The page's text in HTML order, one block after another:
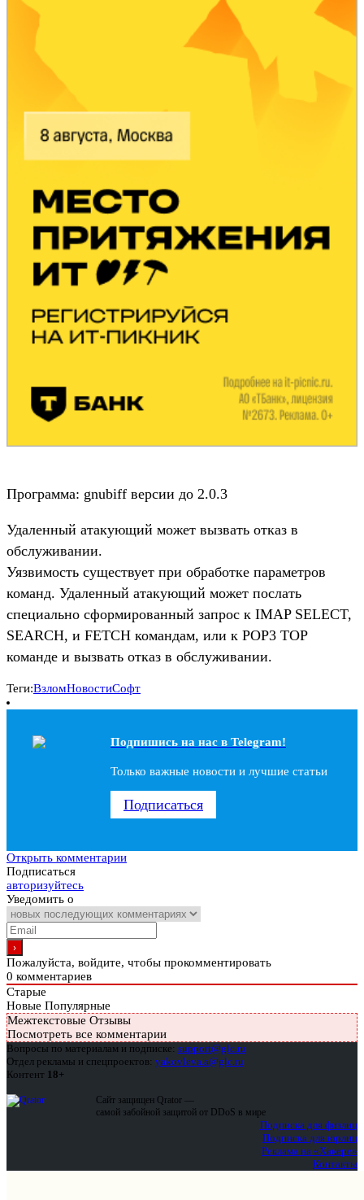
Программа: gnubiff версии до 2.0.3
Удаленный атакующий может вызвать отказ в
обслуживании.
Уязвимость существует при обработке параметров
команд. Удаленный атакующий может послать
специально сформированный запрос к IMAP SELECT,
SEARCH, и FETCH командам, или к POP3 TOP
команде и вызвать отказ в обслуживании.
Теги:ВзломНовостиСофт
Подпишись на наc в Telegram!
Только важные новости и лучшие статьи
Подписаться
Открыть комментарии
Подписаться
авторизуйтесь
Уведомить о
Пожалуйста, войдите, чтобы прокомментировать
0 комментариев
Старые
Новые Популярные
Межтекстовые Отзывы
Посмотреть все комментарии
Вопросы по материалам и подписке: support@glc.ru
Отдел рекламы и спецпроектов: yakovleva.a@glc.ru
Контент 18+
Сайт защищен Qrator —
самой забойной защитой от DDoS в мире
Подписка для физлиц
Подписка для юрлиц
Реклама на «Хакере»
Контакты